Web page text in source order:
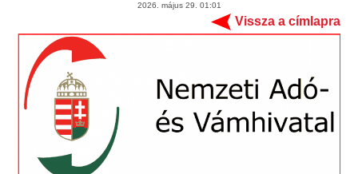
2026. május 29. 01:01
Vissza a címlapra